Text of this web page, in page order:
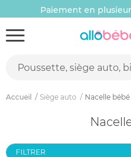
Paiement en
Accueil Siège auto Nacelle bébé
FILTRER